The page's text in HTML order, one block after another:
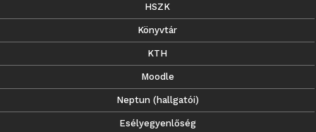
HSZK
Könyvtár
KTH
Moodle
Neptun (hallgatói)
Esélyegyenlőség